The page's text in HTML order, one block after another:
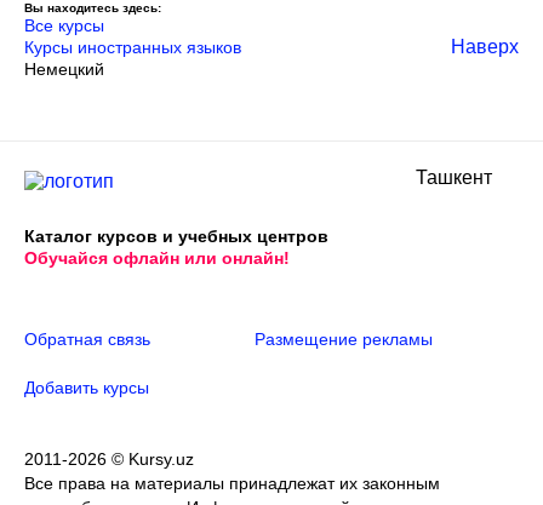
Вы находитесь здесь:
Все курсы
Курсы иностранных языков
Немецкий
Наверх
Ташкент
Каталог курсов и учебных центров
Обучайся офлайн или онлайн!
Обратная связь Размещение рекламы
Добавить курсы
2011-2026 © Kursy.uz
Все права на материалы принадлежат их законным